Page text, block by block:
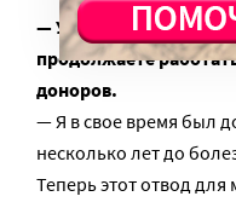
— Уже скоро полгода,
продолжаете
доноров.
— Я в свое время был
несколько лет до
Теперь этот отвод